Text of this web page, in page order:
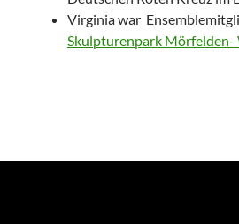
Virginia war
Skulpturenpark Mörfelden-